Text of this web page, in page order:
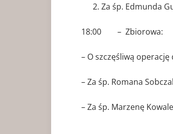
Za śp. Edmunda
18:00 – Zbiorowa:
– O szczęśliwą operację
– Za śp. Romana
– Za śp. Marzenę